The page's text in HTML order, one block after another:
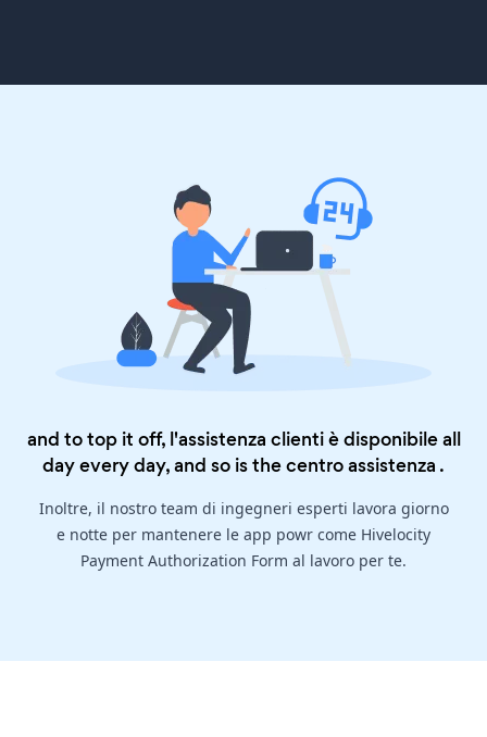
and to top it off, l'assistenza clienti è disponibile all
day every day, and so is thecentro assistenza .
Inoltre, il nostro team di ingegneri esperti lavora giorno
e notte per mantenere le app powr come Hivelocity
Payment Authorization Form al lavoro per te.